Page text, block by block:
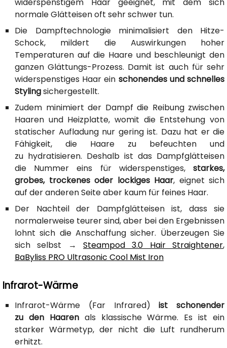
normale Glätteisen oft sehr schwer tun.
Die Dampftechnologie minimalisiert den Hitze-
Schock, mildert die Auswirkungen hoher
Temperaturen auf die Haare und beschleunigt den
ganzen Glättungs-Prozess. Damit ist auch für sehr
widerspenstiges Haar ein schonendes und schnelles
Stylingsichergestellt.
Zudem minimiert der Dampf die Reibung zwischen
Haaren und Heizplatte, womit die Entstehung von
statischer Aufladung nur gering ist. Dazu hat er die
Fähigkeit, die Haare zu befeuchten und
zu hydratisieren. Deshalb ist das Dampfglätteisen
die Nummer eins für widerspenstiges, starkes,
grobes, trockenes oder lockiges Haar, eignet sich
auf der anderen Seite aber kaum für feines Haar.
Der Nachteil der Dampfglätteisen ist, dass sie
normalerweise teurer sind, aber bei den Ergebnissen
lohnt sich die Anschaffung sicher. Überzeugen Sie
sich selbst → Steampod 3.0 Hair Straightener,
BaByliss PRO Ultrasonic Cool Mist Iron
Infrarot-Wärme
Infrarot-Wärme (Far Infrared)ist schonender
zu den Haarenals klassische Wärme. Es ist ein
starker Wärmetyp, der nicht die Luft rundherum
erhitzt.